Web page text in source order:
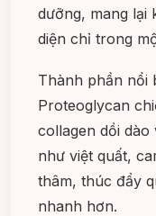
dưỡng, mang lại
diện chỉ trong
Thành phần nổi
Proteoglycan
collagen dồi
như việt quất,
thâm, thúc đẩy
nhanh hơn.